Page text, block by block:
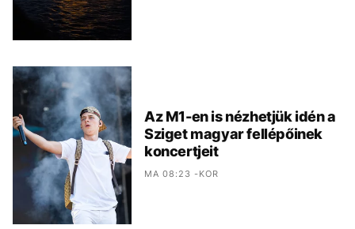
Az M1-en is nézhetjük idén a
Sziget magyar fellépőinek
koncertjeit
MA 08:23 -KOR